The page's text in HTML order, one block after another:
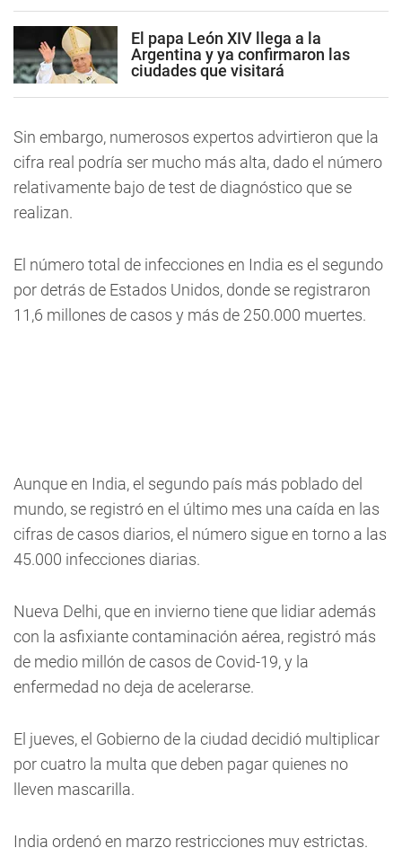
El papa León XIV llega a la
Argentina y ya confirmaron las
ciudades que visitará
Sin embargo, numerosos expertos advirtieron que la
cifra real podría ser mucho más alta, dado el número
relativamente bajo de test de diagnóstico que se
realizan.
El número total de infecciones en India es el segundo
por detrás de Estados Unidos, donde se registraron
11,6 millones de casos y más de 250.000 muertes.
Aunque en India, el segundo país más poblado del
mundo, se registró en el último mes una caída en las
cifras de casos diarios, el número sigue en torno a las
45.000 infecciones diarias.
Nueva Delhi, que en invierno tiene que lidiar además
con la asfixiante contaminación aérea, registró más
de medio millón de casos de Covid-19, y la
enfermedad no deja de acelerarse.
El jueves, el Gobierno de la ciudad decidió multiplicar
por cuatro la multa que deben pagar quienes no
lleven mascarilla.
India ordenó en marzo restricciones muy estrictas.